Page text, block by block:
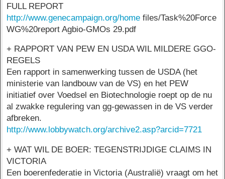
FULL REPORT
http://www.genecampaign.org/home files/Task%20Force
WG%20report Agbio-GMOs 29.pdf
+ RAPPORT VAN PEW EN USDA WIL MILDERE GGO-
REGELS
Een rapport in samenwerking tussen de USDA (het
ministerie van landbouw van de VS) en het PEW
initiatief over Voedsel en Biotechnologie roept op de nu
al zwakke regulering van gg-gewassen in de VS verder
afbreken.
http://www.lobbywatch.org/archive2.asp?arcid=7721
+ WAT WIL DE BOER: TEGENSTRIJDIGE CLAIMS IN
VICTORIA
Een boerenfederatie in Victoria (Australië) vraagt om het